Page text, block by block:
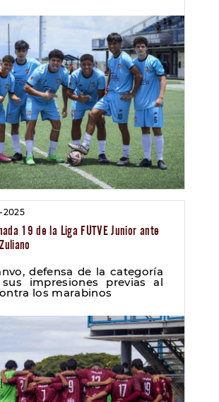
2025
19 de la Liga FUTVE Junior ante
defensa de la categoría
impresiones previas al
los marabinos